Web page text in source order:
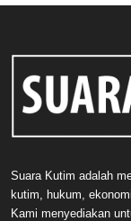
Suara Kutim adalah
kutim, hukum,
Kami menyediakan